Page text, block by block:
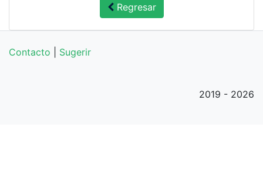
Regresar
Contacto Sugerir
2019 - 2026